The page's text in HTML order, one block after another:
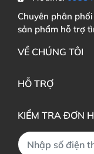
Chuyên phân
sản phẩm hỗ trợ
VỀ CHÚNG TÔI
HỖ TRỢ
KIỂM TRA ĐƠN